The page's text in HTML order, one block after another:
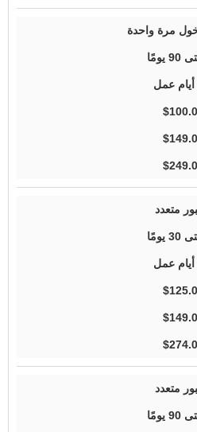
مرة واحدة
يومًا
متعدد
يومًا
متعدد
يومًا